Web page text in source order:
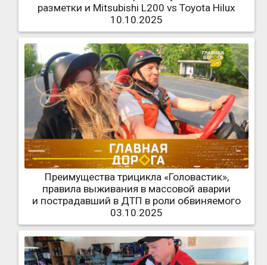
разметки и Mitsubishi L200 vs Toyota Hilux
10.10.2025
Преимущества трицикла «Головастик»,
правила выживания в массовой аварии
и пострадавший в ДТП в роли обвиняемого
03.10.2025